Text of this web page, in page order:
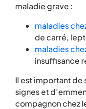
maladie grave :
maladies
de carré,
maladies
insuffisance
Il est important de
signes et
compagnon chez